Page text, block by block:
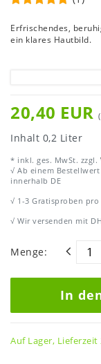
Erfrischendes,
ein klares Hautbild.
20,40 EUR
Inhalt 0,2 Liter
* inkl. ges. MwSt. zzgl.
√ Ab einem
innerhalb DE
√ 1-3 Gratisproben pro
√ Wir versenden mit
Menge:
In
Auf Lager, Lieferzeit